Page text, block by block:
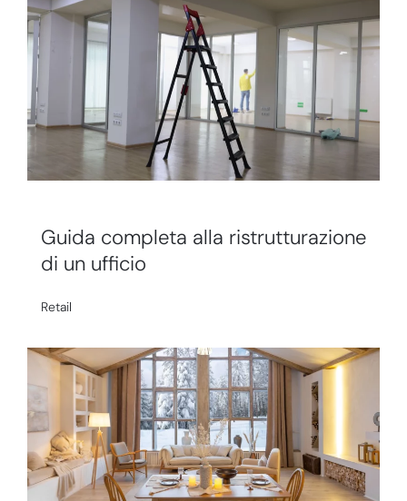
Guida completa alla ristrutturazione
di un ufficio
Retail